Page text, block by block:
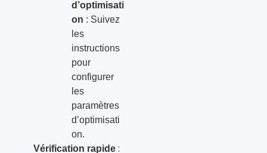
d’optimisati
on : Suivez
les
instructions
pour
configurer
les
paramètres
d’optimisati
on.
Vérification rapide :